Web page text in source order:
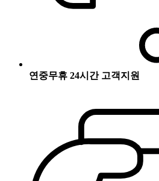
연중무휴 24시간 고객지원